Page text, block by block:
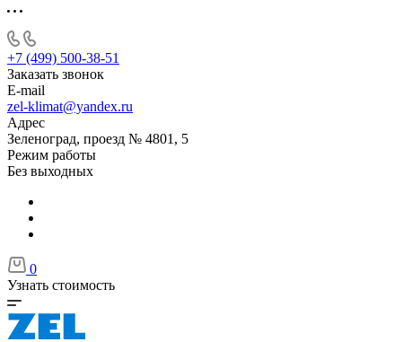
+7 (499) 500-38-51
Заказать звонок
E-mail
zel-klimat@yandex.ru
Адрес
Зеленоград, проезд № 4801, 5
Режим работы
Без выходных
0
Узнать стоимость